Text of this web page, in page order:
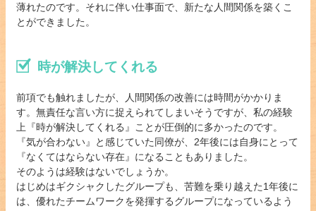
薄れたのです。それに伴い仕事面で、新たな人間関係を築くこ
とができました。
時が解決してくれる
前項でも触れましたが、人間関係の改善には時間がかかりま
す。無責任な言い方に捉えられてしまいそうですが、私の経験
上『時が解決してくれる』ことが圧倒的に多かったのです。
『気が合わない』と感じていた同僚が、2年後には自身にとって
『なくてはならない存在』になることもありました。
そのようは経験はないでしょうか。
はじめはギクシャクしたグループも、苦難を乗り越えた1年後に
は、優れたチームワークを発揮するグループになっているよう